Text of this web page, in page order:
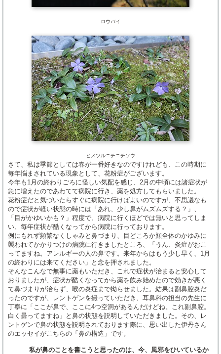
ロウバイ
ヒメツルニチニチソウ
さて、私は季節としては春が一番好きなのですけれども、この時期に
毎年悩まされている現象として、花粉症がございます。
今年も1月の終わりごろに怪しい気配を感じ、2月の中頃には諸症状が
急に増えたのであわてて病院に行き、薬を処方してもらいました。
花粉症だと気づいたらすぐに病院に行けばよいのですが、不思議なも
ので症状が軽い状態の時には「あれ、少し鼻がムズムズする？」、
「目がかゆいかも？」程度で、病院に行くほどでは無いと思ってしま
い、毎年症状が酷くなってから病院に行っております。
例にもれず頻繁なくしゃみと鼻づまり、目どころか顔全体のかゆみに
襲われてかかりつけの病院に行きましたところ、「うん、炎症がおこ
ってますね。アレルギーの人の鼻です。来年からはもう少し早く、1月
の終わりには来てください」と念を押されました。
そんなこんなで無事に薬もいただき、これで症状が治まると安心して
おりましたが、症状が酷くなってから薬を飲み始めたので効きが悪く
て鼻づまりが治らず、喉の炎症まで拗らせました。結果は副鼻腔炎だ
ったのですが、レントゲンを撮っていただき、耳鼻科の担当の先生に
丁寧に「ここが鼻で、ここに4つ空洞があるんだけどね。これ副鼻腔。
白く曇ってますね」と鼻の状態を説明していただきました。その、レ
ントゲンで鼻の状態を説明されております際に、思い出した伊丹さん
のエッセイがこちらの「鼻の構造」です。
私が鼻のことを書こうと思ったのは、今、風邪をひいているか